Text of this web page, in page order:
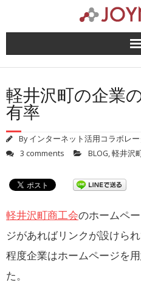
content
軽井沢町の企業
有率
Byインターネット活用コラボレ
3 comments
BLOG,軽井沢
軽井沢町商工会のホームペ
ジがあればリンクが設けら
程度企業はホームページを
た。